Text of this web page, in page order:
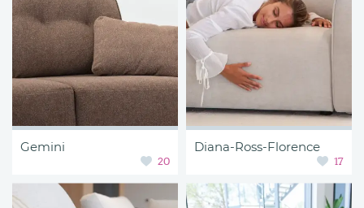
Gemini
20
Diana-Ross-Florence
17